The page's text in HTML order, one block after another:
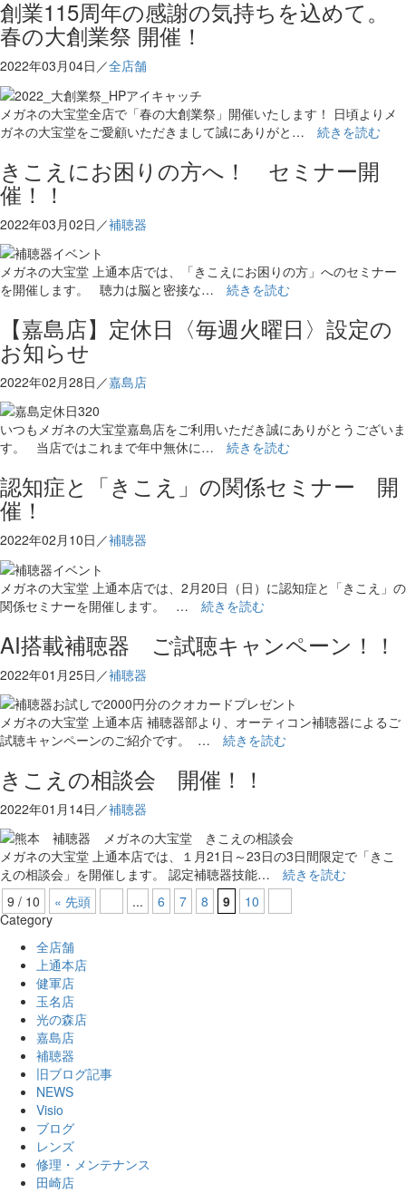
創業115周年の感謝の気持ちを込めて。
春の大創業祭 開催！
2022年03月04日／全店舗
メガネの大宝堂全店で「春の大創業祭」開催いたします！ 日頃よりメ
ガネの大宝堂をご愛顧いただきまして誠にありがと… 続きを読む
きこえにお困りの方へ！ セミナー開
催！！
2022年03月02日／補聴器
メガネの大宝堂 上通本店では、「きこえにお困りの方」へのセミナー
を開催します。 聴力は脳と密接な… 続きを読む
【嘉島店】定休日〈毎週火曜日〉設定の
お知らせ
2022年02月28日／嘉島店
いつもメガネの大宝堂嘉島店をご利用いただき誠にありがとうございま
す。 当店ではこれまで年中無休に… 続きを読む
認知症と「きこえ」の関係セミナー 開
催！
2022年02月10日／補聴器
メガネの大宝堂 上通本店では、2月20日（日）に認知症と「きこえ」の
関係セミナーを開催します。 … 続きを読む
AI搭載補聴器 ご試聴キャンペーン！！
2022年01月25日／補聴器
メガネの大宝堂 上通本店 補聴器部より、オーティコン補聴器によるご
試聴キャンペーンのご紹介です。 … 続きを読む
きこえの相談会 開催！！
2022年01月14日／補聴器
メガネの大宝堂 上通本店では、１月21日～23日の3日間限定で「きこ
えの相談会」を開催します。 認定補聴器技能… 続きを読む
9 / 10
« 先頭 ... 6 7 8 9
10
Category
全店舗
上通本店
健軍店
玉名店
光の森店
嘉島店
補聴器
旧ブログ記事
NEWS
Visio
ブログ
レンズ
修理・メンテナンス
田崎店